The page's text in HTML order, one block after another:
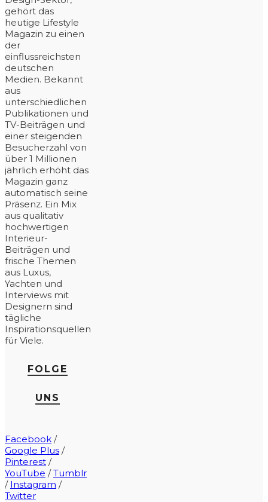
gehört das
heutige Lifestyle
Magazin zu einen
der
einflussreichsten
deutschen
Medien. Bekannt
aus
unterschiedlichen
Publikationen und
TV-Beiträgen und
einer steigenden
Besucherzahl von
über 1 Millionen
jährlich erhöht das
Magazin ganz
automatisch seine
Präsenz. Ein Mix
aus qualitativ
hochwertigen
Interieur-
Beiträgen und
frische Themen
aus Luxus,
Yachten und
Interviews mit
Designern sind
tägliche
Inspirationsquellen
für Viele.
FOLGE
UNS
Facebook /
Google Plus /
Pinterest /
YouTube /Tumblr
/ Instagram /
Twitter